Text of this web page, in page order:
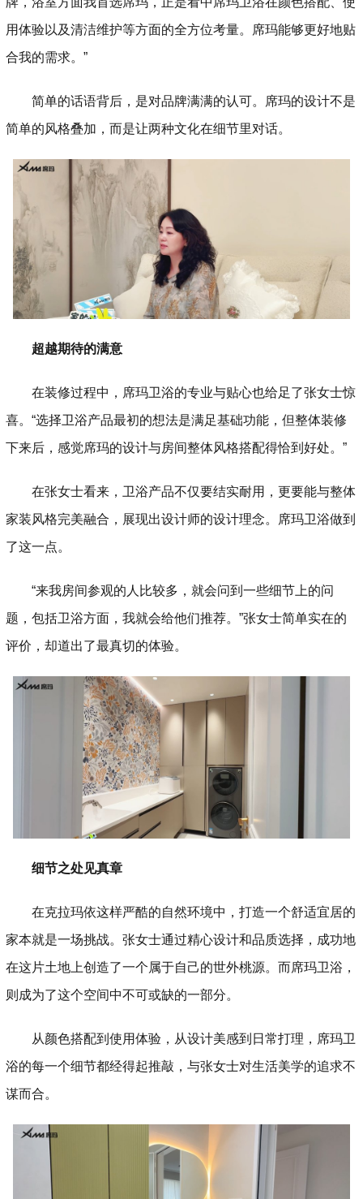
用体验以及清洁维护等方面的全方位考量。席玛能够更好地贴
合我的需求。”
简单的话语背后，是对品牌满满的认可。席玛的设计不是
简单的风格叠加，而是让两种文化在细节里对话。
超越期待的满意
在装修过程中，席玛卫浴的专业与贴心也给足了张女士惊
喜。“选择卫浴产品最初的想法是满足基础功能，但整体装修
下来后，感觉席玛的设计与房间整体风格搭配得恰到好处。”
在张女士看来，卫浴产品不仅要结实耐用，更要能与整体
家装风格完美融合，展现出设计师的设计理念。席玛卫浴做到
了这一点。
“来我房间参观的人比较多，就会问到一些细节上的问
题，包括卫浴方面，我就会给他们推荐。”张女士简单实在的
评价，却道出了最真切的体验。
细节之处见真章
在克拉玛依这样严酷的自然环境中，打造一个舒适宜居的
家本就是一场挑战。张女士通过精心设计和品质选择，成功地
在这片土地上创造了一个属于自己的世外桃源。而席玛卫浴，
则成为了这个空间中不可或缺的一部分。
从颜色搭配到使用体验，从设计美感到日常打理，席玛卫
浴的每一个细节都经得起推敲，与张女士对生活美学的追求不
谋而合。